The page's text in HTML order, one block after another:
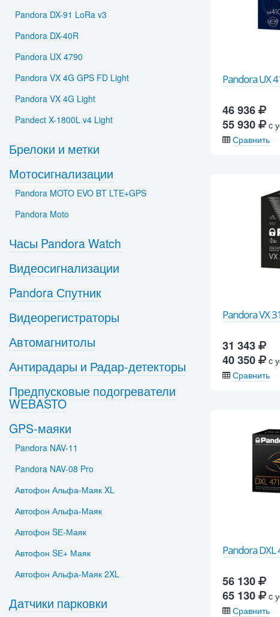
Pandora UX
46 936
55 930
c
Сравнить
Pandora VX
31 343
40 350
c
Сравнить
Pandora DXL
56 130
65 130
c
Сравнить
Pandora DX-91 LoRa v3
Pandora DX-40R
Pandora UX 4790
Pandora VX 4G GPS FD Light
Pandora VX 4G Light
Pandect X-1800L v4 Light
Брелоки и метки
Мотосигнализации
Pandora MOTO EVO BT LTE+GPS
Pandora Moto
Часы Pandora Watch
Видеосигнализации
Pandora Спутник
Видеорегистраторы
Автомагнитолы
Антирадары и Радар-детекторы
Предпусковые подогреватели
WEBASTO
GPS-маяки
Pandora NAV-11
Pandora NAV-08 Pro
Автофон Альфа-Маяк XL
Автофон Альфа-Маяк
Автофон SЕ-Маяк
Автофон SЕ+ Маяк
Автофон Альфа-Маяк 2XL
Датчики парковки